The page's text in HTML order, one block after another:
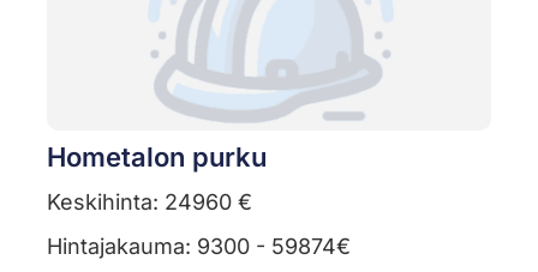
Hometalon purku
Keskihinta: 24960 €
Hintajakauma: 9300 - 59874€